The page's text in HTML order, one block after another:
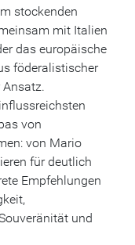
stockenden
mit Italien
das europäische
föderalistischer
von
von Mario
für deutlich
Empfehlungen
und